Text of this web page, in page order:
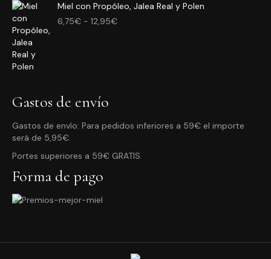
3,95€
Miel con Propóleo, Jalea Real y Polen
6,75€ - 12,95€Rango
Gastos de envío
Gastos de envío: Para pedidos inferiores a 59€ el importe
será de 5,95€.
Portes superiores a 59€ GRATIS.
Forma de pago